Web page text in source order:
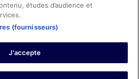
PayPal et Eurocard.
d’Expedia Group. Tous droits
ebookers sont des marques
études d’audience et
(fournisseurs)
J'accepte